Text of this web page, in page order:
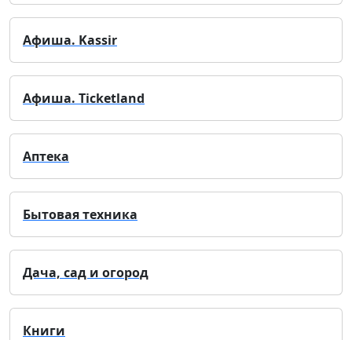
Афиша. Kassir
Афиша. Ticketland
Аптека
Бытовая техника
Дача, сад и огород
Книги